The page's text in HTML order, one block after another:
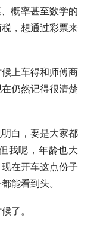
概率甚至数学的
，想通过彩票来
上车得和师傅商
仍然记得很清楚
白，要是大家都
我呢，年龄也大
在开车这点份子
能看到头。
了。